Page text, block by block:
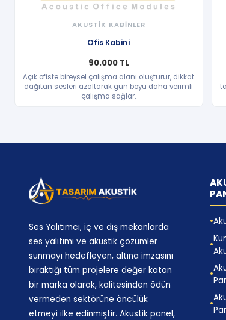
AKUSTİK KABİNLER
Ofis Kabini
90.000 TL
Açık ofiste bireysel çalışma alanı oluşturur, dikkat
dağıtan sesleri azaltarak gün boyu daha verimli
çalışma sağlar.
Ses Yalıtımcı, iç ve dış mekanlarda
ses yalıtımı ve akustik çözümler
sunmayı hedefleyen, altına imzasını
bıraktığı tüm projelere değer katan
bir marka olarak, kalitesinden ödün
vermeden sektörüne öncülük
etmeyi ilke edinmiştir. Akustik panel,